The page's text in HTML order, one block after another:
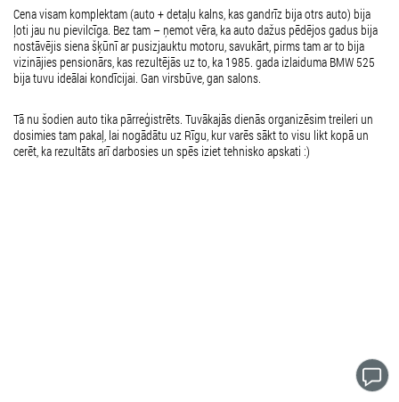
Cena visam komplektam (auto + detaļu kalns, kas gandrīz bija otrs auto) bija
ļoti jau nu pievilcīga. Bez tam – ņemot vēra, ka auto dažus pēdējos gadus bija
nostāvējis siena šķūnī ar pusizjauktu motoru, savukārt, pirms tam ar to bija
vizinājies pensionārs, kas rezultējās uz to, ka 1985. gada izlaiduma BMW 525
bija tuvu ideālai kondīcijai. Gan virsbūve, gan salons.
Tā nu šodien auto tika pārreģistrēts. Tuvākajās dienās organizēsim treileri un
dosimies tam pakaļ, lai nogādātu uz Rīgu, kur varēs sākt to visu likt kopā un
cerēt, ka rezultāts arī darbosies un spēs iziet tehnisko apskati :)